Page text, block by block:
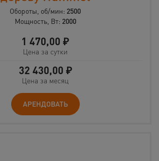
Обороты, об/мин: 2500
Мощность, Вт: 2000
1 470,00 ₽
Цена за сутки
32 430,00 ₽
Цена за месяц
АРЕНДОВАТЬ